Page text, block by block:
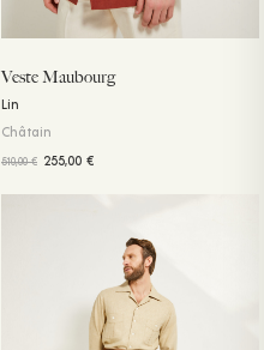
Veste Maubourg
Lin
Châtain
510,00€ 255,00 €